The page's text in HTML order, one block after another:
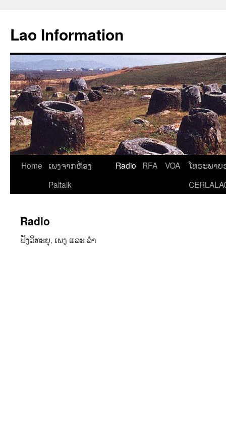
contenu
Lao Information
Home
ເພງຈາກຫ້ອງ
Paltalk
Radio RFA VOA
ໂທຣະພາບ
Radio
ຟັງວິທະຍຸ, ເພງ ແລະ ລໍາ